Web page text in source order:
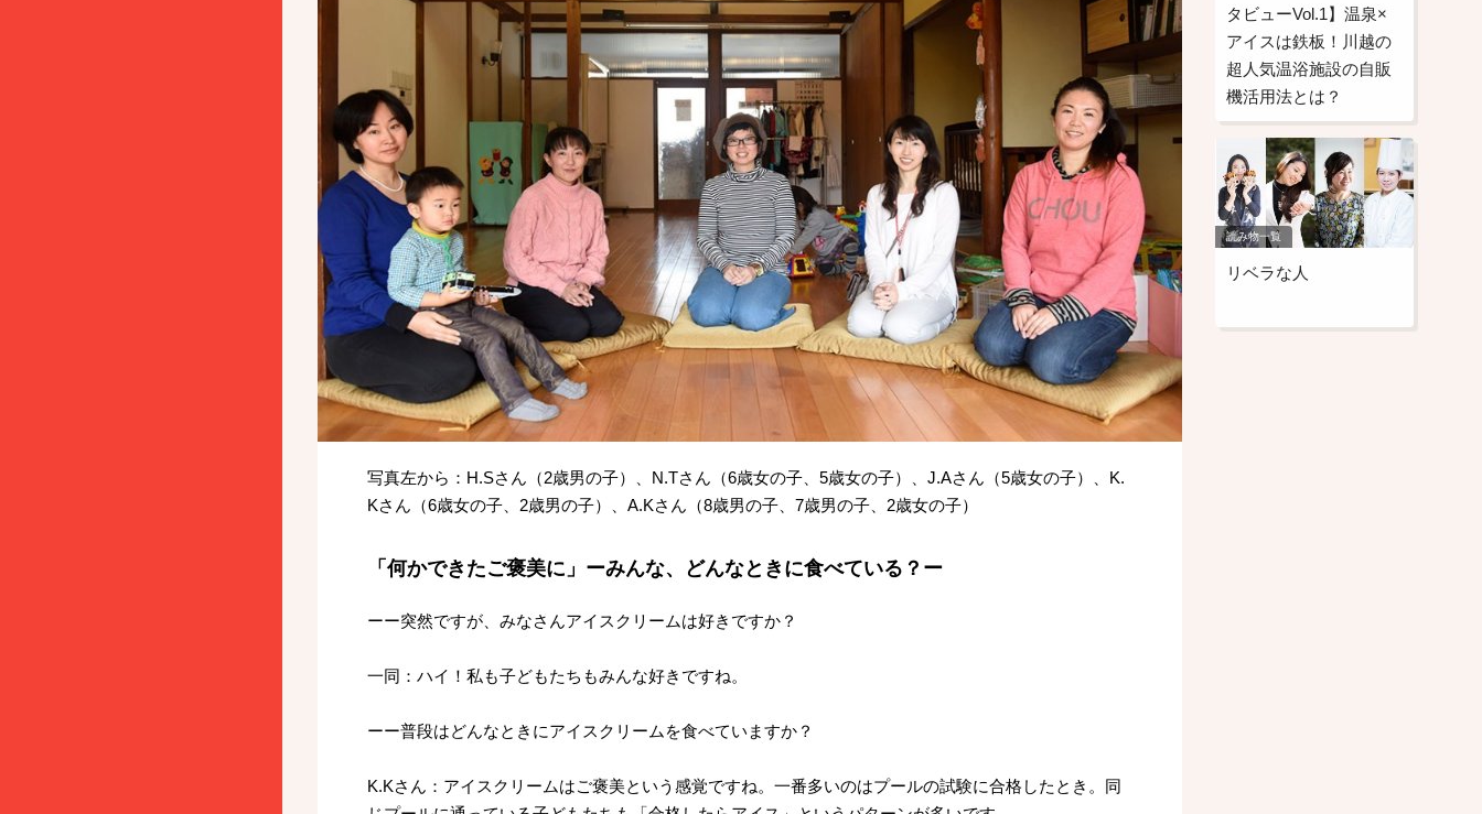
写真左から：H.Sさん（2歳男の子）、N.Tさん（6歳女の子、5歳女の子）、J.Aさん（5歳女の子）、K.
Kさん（6歳女の子、2歳男の子）、A.Kさん（8歳男の子、7歳男の子、2歳女の子）
「何かできたご褒美に」ーみんな、どんなときに食べている？ー
ーー突然ですが、みなさんアイスクリームは好きですか？
一同：ハイ！私も子どもたちもみんな好きですね。
ーー普段はどんなときにアイスクリームを食べていますか？
K.Kさん：アイスクリームはご褒美という感覚ですね。一番多いのはプールの試験に合格したとき。同
タビューVol.1】温泉×
アイスは鉄板！川越の
超人気温浴施設の自販
機活用法とは？
読み物一覧
リベラな人